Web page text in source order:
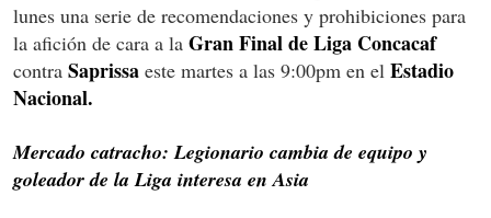
lunes una serie de recomendaciones y prohibiciones para
la afición de cara a la Gran Final de Liga Concacaf
contra Saprissa este martes a las 9:00pm en el Estadio
Nacional.
Mercado catracho: Legionario cambia de equipo y
goleador de la Liga interesa en Asia